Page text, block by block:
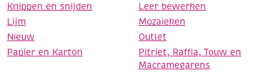
Knippen en snijden
Leer bewerken
Lijm
Mozaieken
Nieuw
Outlet
Papier en Karton
Pitriet, Raffia, Touw en
Macramegarens